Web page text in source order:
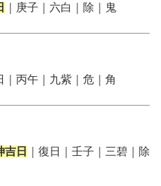
｜庚子｜六白｜除｜鬼
｜丙午｜九紫｜危｜角
吉日
｜復日｜壬子｜三碧｜除